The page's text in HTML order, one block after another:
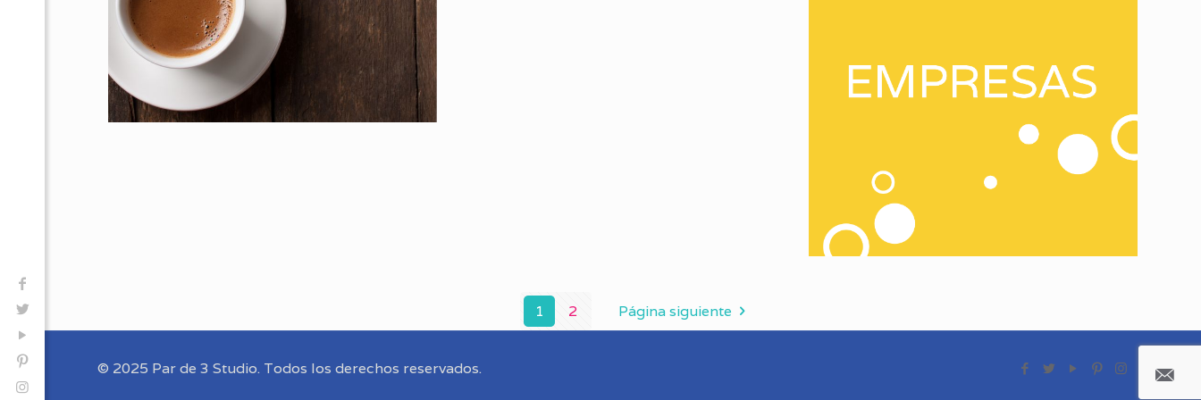
1 2 Página siguiente
© 2025 Par de 3 Studio. Todos los derechos reservados.